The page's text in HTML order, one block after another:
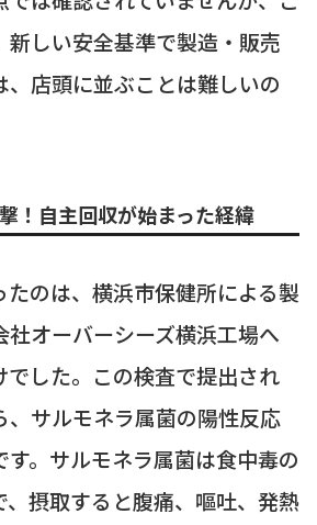
新しい安全基準で製造・販売
、店頭に並ぶことは難しいの
！自主回収が始まった経緯
たのは、横浜市保健所による製
社オーバーシーズ横浜工場へ
でした。この検査で提出され
、サルモネラ属菌の陽性反応
す。サルモネラ属菌は食中毒の
、摂取すると腹痛、嘔吐、発熱